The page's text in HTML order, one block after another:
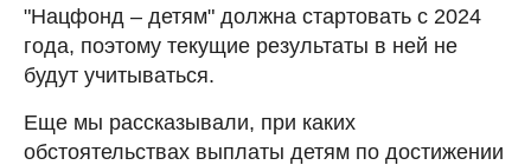
"Нацфонд – детям" должна стартовать с 2024
года, поэтому текущие результаты в ней не
будут учитываться.
Еще мы рассказывали, при каких
обстоятельствах выплаты детям по достижении